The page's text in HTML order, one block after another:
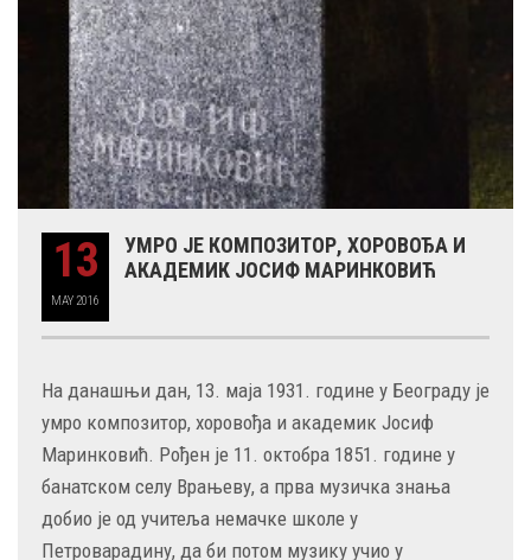
13
MAY 2016
УМРО ЈЕ КОМПОЗИТОР, ХОРОВОЂА И
АКАДЕМИК ЈОСИФ МАРИНКОВИЋ
На данашњи дан, 13. маја 1931. године у Београду је
умро композитор, хоровођа и академик Јосиф
Маринковић. Рођен је 11. октобра 1851. године у
банатском селу Врањеву, а прва музичка знања
добио је од учитеља немачке школе у
Петроварадину, да би потом музику учио у